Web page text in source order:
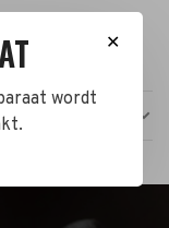
✕
wordt